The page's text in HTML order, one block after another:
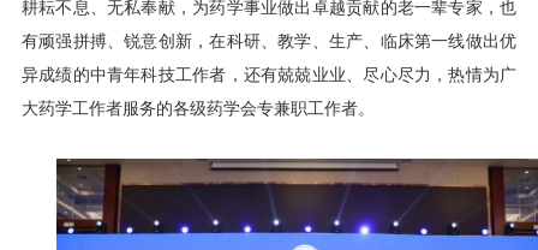
耕耘不息、无私奉献，为药学事业做出卓越贡献的老一辈专家，也
有顽强拼搏、锐意创新，在科研、教学、生产、临床第一线做出优
异成绩的中青年科技工作者，还有兢兢业业、尽心尽力，热情为广
大药学工作者服务的各级药学会专兼职工作者。